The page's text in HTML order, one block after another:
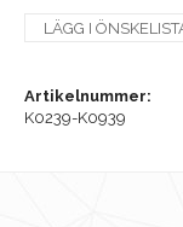
LÄGG I
Artikelnummer:
K0239-K0939